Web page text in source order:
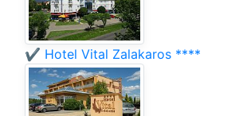
✔️ Hotel Vital Zalakaros ****